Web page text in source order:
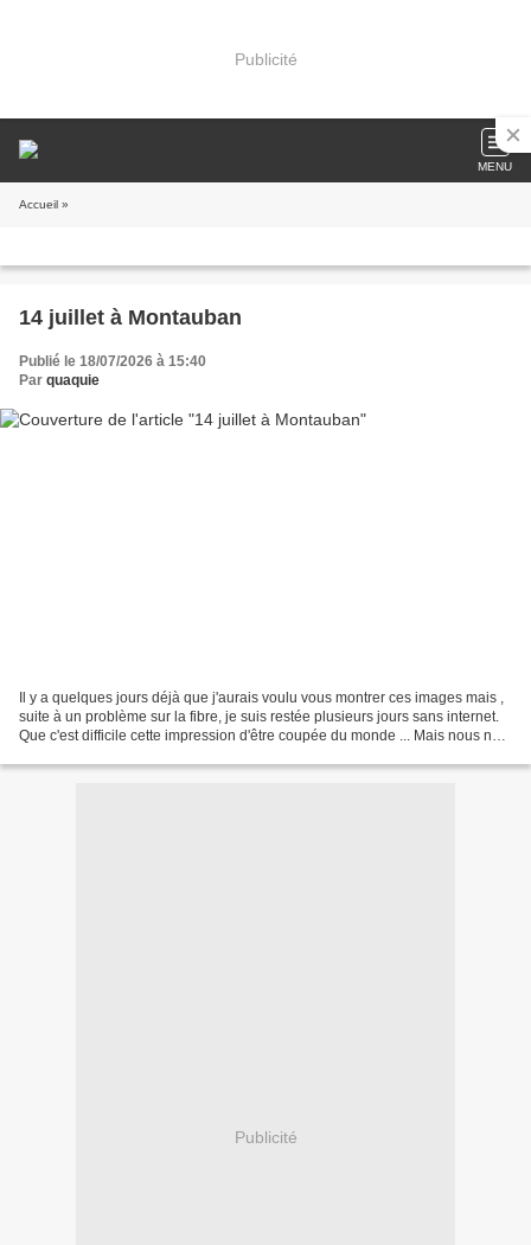
Publicité
MENU
Accueil »
14 juillet à Montauban
Publié le 18/07/2026 à 15:40
Par quaquie
Il y a quelques jours déjà que j'aurais voulu vous montrer ces images mais ,
suite à un problème sur la fibre, je suis restée plusieurs jours sans internet.
Que c'est difficile cette impression d'être coupée du monde ... Mais nous ne
Publicité